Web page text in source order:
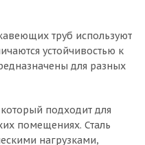
труб используют
устойчивостью к
для разных
подходит для
помещениях. Сталь
нагрузками,